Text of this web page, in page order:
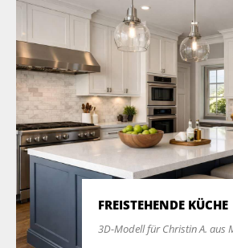
FREISTEHENDE KÜCHE
3D-Modell für Christin A. aus